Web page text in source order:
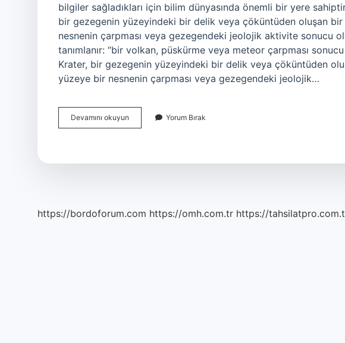
bilgiler sağladıkları için bilim dünyasında önemli bir yere
bir gezegenin yüzeyindeki bir delik veya çöküntüden oluşan
nesnenin çarpması veya gezegendeki jeolojik aktivite sonucu
tanımlanır: “bir volkan, püskürme veya meteor çarpması
Krater, bir gezegenin yüzeyindeki bir delik veya çöküntüden
yüzeye bir nesnenin çarpması veya gezegendeki jeolojik…
Devamını okuyun
Nasıl
Yorum Bırak
https://bordoforum.com https://omh.com.tr https://